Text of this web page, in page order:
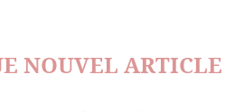
NOUVEL ARTICLE